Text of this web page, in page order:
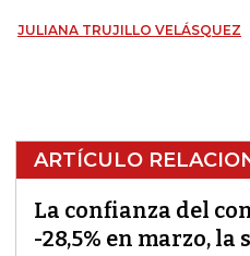
JULIANA TRUJILLO VELÁSQUEZ
ARTÍCULO
La confianza del
-28,5% en marzo, la